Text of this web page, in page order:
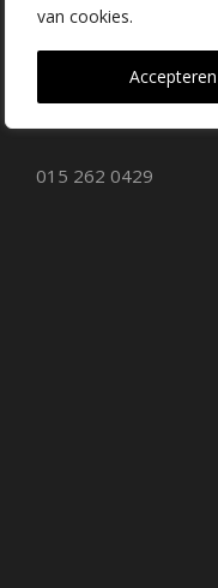
van cookies.
Accepteren
Vrederustlaan 10
2645 AW Delfgauw
015 262 0429